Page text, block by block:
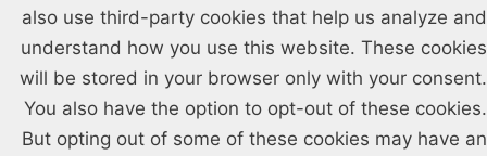
also use third-party cookies that help us analyze and
understand how you use this website. These cookies
will be stored in your browser only with your consent.
You also have the option to opt-out of these cookies.
But opting out of some of these cookies may have an